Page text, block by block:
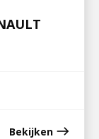
Bekijken east